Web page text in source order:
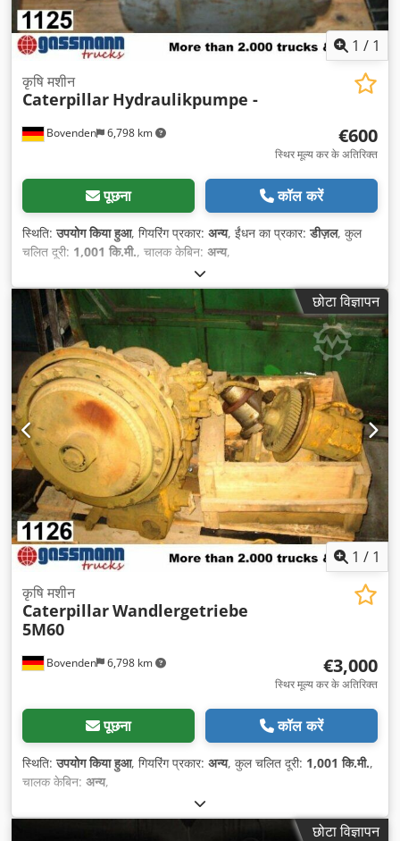
1 / 1
Bovenden 6,798 km
कृषि मशीन
Caterpillar Hydraulikpumpe -
€600
स्थिर मूल्य कर के अतिरिक्त
पूछना कॉल करें
स्थिति:उपयोग किया हुआ, गियरिंग प्रकार: अन्य, ईंधन का प्रकार:डीज़ल, कुल
चलित दूरी: 1,001 कि.मी., चालक केबिन: अन्य,
छोटा विज्ञापन
1 / 1
Bovenden 6,798 km
कृषि मशीन
CaterpillarWandlergetriebe
5M60
€3,000
स्थिर मूल्य कर के अतिरिक्त
पूछना कॉल करें
स्थिति:उपयोग किया हुआ, गियरिंग प्रकार: अन्य, कुल चलित दूरी: 1,001 कि.मी.,
चालक केबिन: अन्य,
छोटा विज्ञापन